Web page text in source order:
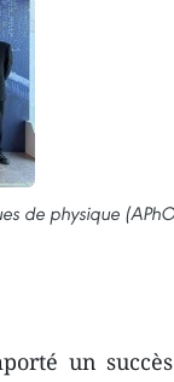
de physique
un